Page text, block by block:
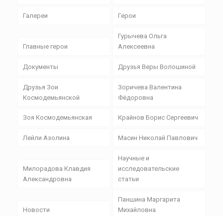
Галереи Герои
Главные герои
Гурычева Ольга
Алексеевна
Документы Друзья Веры Волошиной
Друзья Зои
Космодемьянской
Зоричева Валентина
Фёдоровна
Зоя Космодемьянская Крайнов Борис Сергеевич
Лейли Азолина Масин Николай Павлович
Милорадова Клавдия
Александровна
Научные и
исследовательские
статьи
Новости
Паншина Маргарита
Михайловна